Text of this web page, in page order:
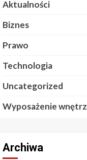
Aktualności
Biznes
Prawo
Technologia
Uncategorized
Wyposażenie wnętrz
Archiwa